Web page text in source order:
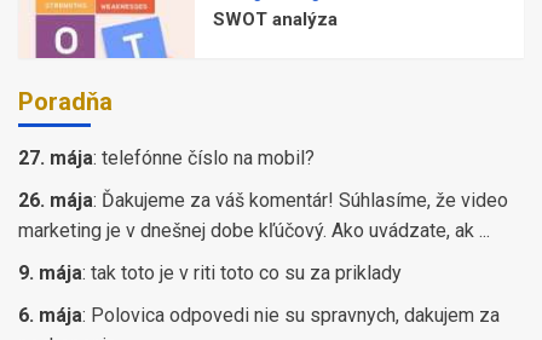
SWOT analýza
Poradňa
27. mája: telefónne číslo na mobil?
26. mája: Ďakujeme za váš komentár! Súhlasíme, že video
marketing je v dnešnej dobe kľúčový. Ako uvádzate, ak ...
9. mája: tak toto je v riti toto co su za priklady
6. mája: Polovica odpovedi nie su spravnych, dakujem za